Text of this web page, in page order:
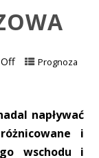
Off
Prognoza
napływać
i
wschodu i